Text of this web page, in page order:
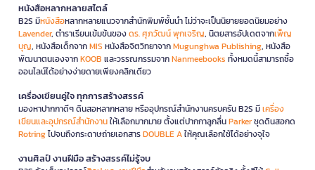
หนังสือหลากหลายสไตล์
B2S มีหนังสือหลากหลายแนวจากสำนักพิมพ์ชั้นนำ ไม่ว่าจะเป็นนิยายยอดนิยมอย่าง
Lavender, ตำราเรียนเข้มข้นของดร. ศุภวัฒน์ พุกเจริญ, นิตยสารอัปเดตจากเพ็ญ
บุญ, หนังสือเด็กจากMIS หนังสือจิตวิทยาจากMugunghwa Publishing, หนังสือ
พัฒนาตนเองจากKOOB และวรรณกรรมจากNanmeebooks ทั้งหมดนี้สามารถซื้อ
ออนไลน์ได้อย่างง่ายดายเพียงคลิกเดียว
เครื่องเขียนคู่ใจ ทุกการสร้างสรรค์
มองหาปากกาดีๆ ดินสอหลากหลาย หรืออุปกรณ์สำนักงานครบครัน B2S มีเครื่อง
เขียนและอุปกรณ์สำนักงานให้เลือกมากมาย ตั้งแต่ปากกาลูกลื่นParkerชุดดินสอกด
Rotringไปจนถึงกระดาษถ่ายเอกสารDOUBLE Aให้คุณเลือกใช้ได้อย่างจุใจ
งานศิลป์ งานฝีมือ สร้างสรรค์ไม่รู้จบ